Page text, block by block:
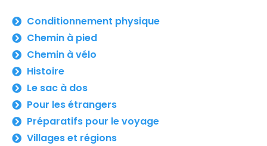
Conditionnement physique
Chemin à pied
Chemin à vélo
Histoire
Le sac à dos
Pour les étrangers
Préparatifs pour le voyage
Villages et régions